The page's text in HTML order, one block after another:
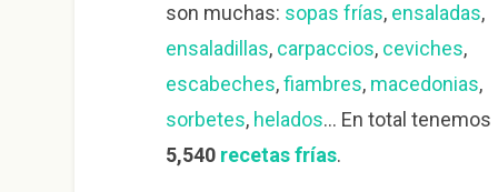
son muchas: sopas frías, ensaladas,
ensaladillas, carpaccios, ceviches,
escabeches,fiambres, macedonias,
sorbetes, helados… En total tenemos
5,540 recetas frías.